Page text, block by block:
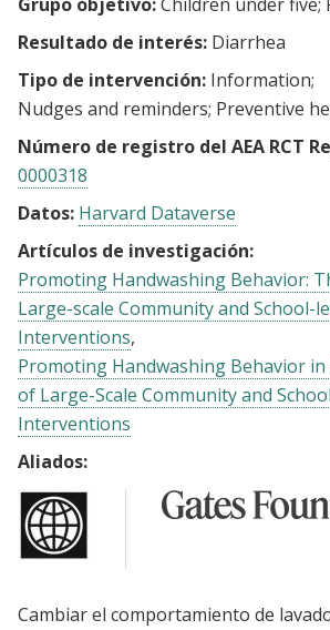
Resultado de interés: Diarrhea
Tipo de intervención: Information
Nudges and reminders Preventive
Número de registro del AEA RCT
0000318
Datos: Harvard Dataverse
Artículos de investigación:
Promoting Handwashing Behavior:
Large-scale Community and School-
Interventions
Promoting Handwashing Behavior in
of Large-Scale Community and
Interventions
Aliados:
Cambiar el comportamiento de